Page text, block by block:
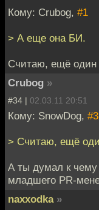
Кому: Crubog, #1
> А еще она БИ.
Считаю, ещё
Crubog »
#34 | 02.03.11 20:51
Кому: SnowDog,
> Считаю, ещё
А ты думал к чему
младшего PR-
naxxodka »